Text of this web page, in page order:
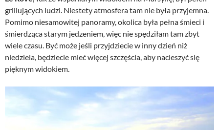
grillujących ludzi. Niestety atmosfera tam nie była przyjemna.
Pomimo niesamowitej panoramy, okolica była pełna śmieci i
śmierdząca starym jedzeniem, więc nie spędziłam tam zbyt
wiele czasu. Być może jeśli przyjdziecie w inny dzień niż
niedziela, będziecie mieć więcej szczęścia, aby nacieszyć się
pięknym widokiem.